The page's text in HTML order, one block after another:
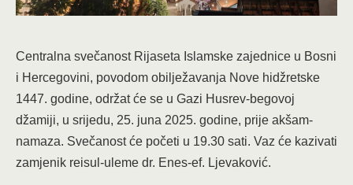
Centralna svečanost Rijaseta Islamske zajednice u Bosni
i Hercegovini, povodom obilježavanja Nove hidžretske
1447. godine, održat će se u Gazi Husrev-begovoj
džamiji, u srijedu, 25. juna 2025. godine, prije akšam-
namaza. Svečanost će početi u 19.30 sati. Vaz će kazivati
zamjenik reisul-uleme dr. Enes-ef. Ljevaković.